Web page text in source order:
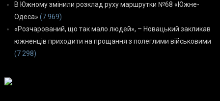
В Южному змінили розклад руху маршрутки №68 «Южне-
Одеса» (7 969)
«Розчарований, що так мало людей», – Новацький закликав
южненців приходити на прощання з полеглими військовими
(7 298)